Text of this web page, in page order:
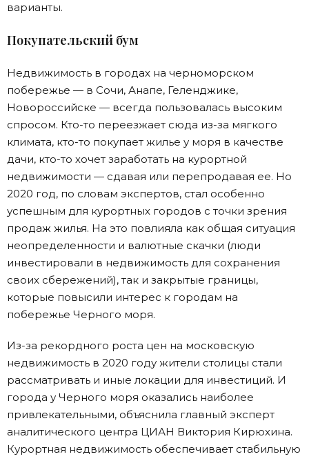
варианты.
Покупательский бум
Недвижимость в городах на черноморском
побережье — в Сочи, Анапе, Геленджике,
Новороссийске — всегда пользовалась высоким
спросом. Кто-то переезжает сюда из-за мягкого
климата, кто-то покупает жилье у моря в качестве
дачи, кто-то хочет заработать на курортной
недвижимости — сдавая или перепродавая ее. Но
2020 год, по словам экспертов, стал особенно
успешным для курортных городов с точки зрения
продаж жилья. На это повлияла как общая ситуация
неопределенности и валютные скачки (люди
инвестировали в недвижимость для сохранения
своих сбережений), так и закрытые границы,
которые повысили интерес к городам на
побережье Черного моря.
Из-за рекордного роста цен на московскую
недвижимость в 2020 году жители столицы стали
рассматривать и иные локации для инвестиций. И
города у Черного моря оказались наиболее
привлекательными, объяснила главный эксперт
аналитического центра ЦИАН Виктория Кирюхина.
Курортная недвижимость обеспечивает стабильную